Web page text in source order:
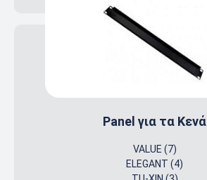
Panel για τα Κενά
VALUE (7)
ELEGANT (4)